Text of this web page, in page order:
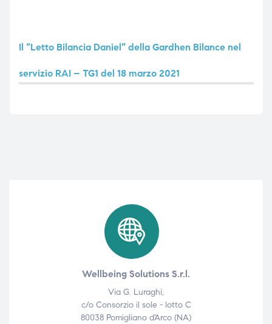
Il “Letto Bilancia Daniel” della Gardhen Bilancenel
servizio RAI – TG1 del 18 marzo 2021
Wellbeing Solutions S.r.l.
Via G. Luraghi,
c/o Consorzio il sole - lotto C
80038 Pomigliano d'Arco (NA)